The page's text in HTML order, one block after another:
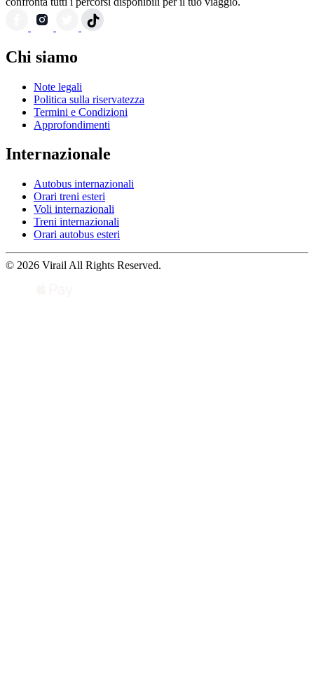
Chi siamo
Note legali
Politica sulla riservatezza
Termini e Condizioni
Approfondimenti
Internazionale
Autobus internazionali
Orari treni esteri
Voli internazionali
Treni internazionali
Orari autobus esteri
© 2026 Virail All Rights Reserved.